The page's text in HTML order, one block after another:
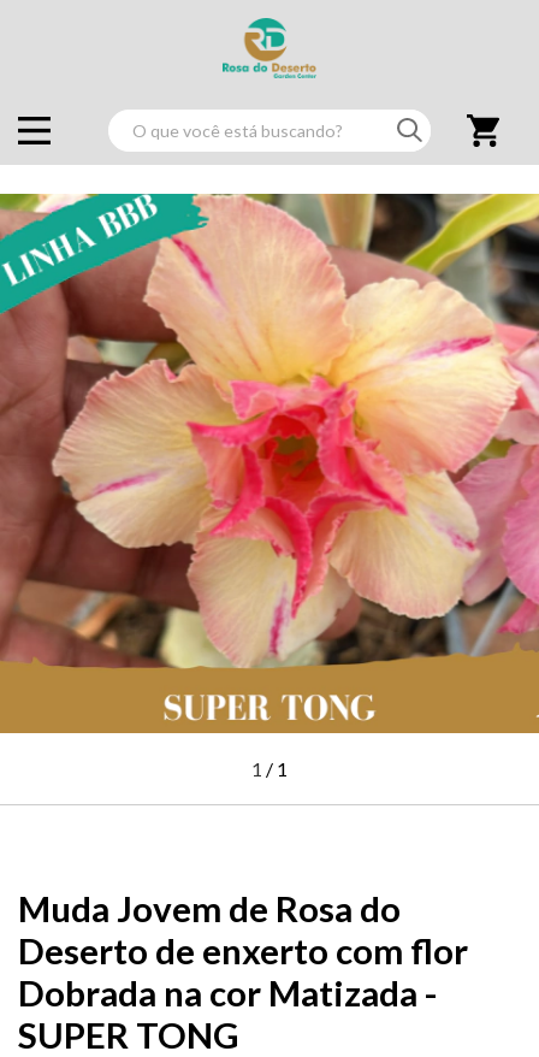
1 / 1
Muda Jovem de Rosa do
Deserto de enxerto com flor
Dobrada na cor Matizada -
SUPER TONG